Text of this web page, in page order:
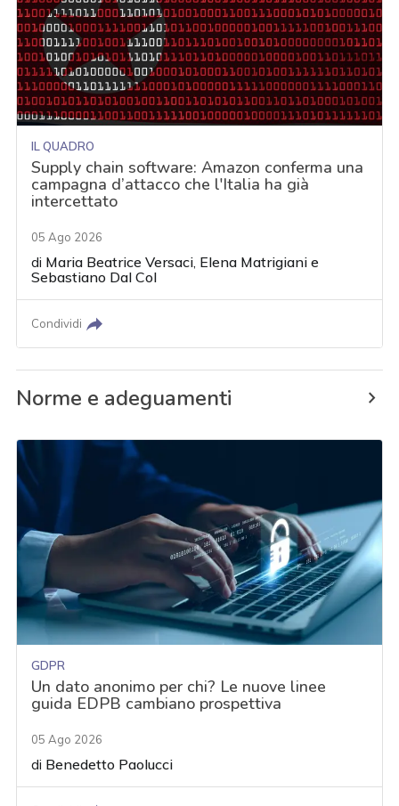
IL QUADRO
Supply chain software: Amazon conferma una
campagna d’attacco che l'Italia ha già
intercettato
05 Ago 2026
di Maria Beatrice Versaci, Elena Matrigiani e
Sebastiano Dal Col
Condividi
Norme e adeguamenti
GDPR
Un dato anonimo per chi? Le nuove linee
guida EDPB cambiano prospettiva
05 Ago 2026
di Benedetto Paolucci